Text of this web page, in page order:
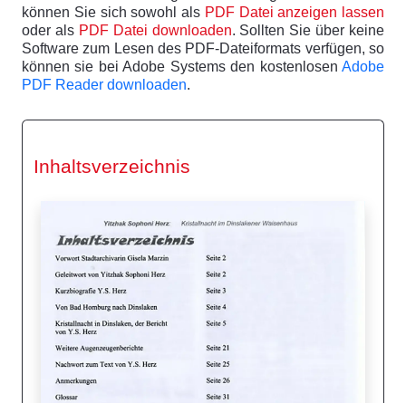
können Sie sich sowohl als PDF Datei anzeigen lassen
oder als PDF Datei downloaden. Sollten Sie über keine
Software zum Lesen des PDF-Dateiformats verfügen, so
können sie bei Adobe Systems den kostenlosen Adobe
PDF Reader downloaden.
Inhaltsverzeichnis